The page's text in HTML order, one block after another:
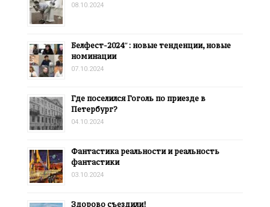
08.10.2024
Белфест-2024″: новые тенденции, новые
номинации
07.10.2024
Где поселился Гоголь по приезде в
Петербург?
04.10.2024
Фантастика реальности и реальность
фантастики
03.10.2024
Здорово съездили!